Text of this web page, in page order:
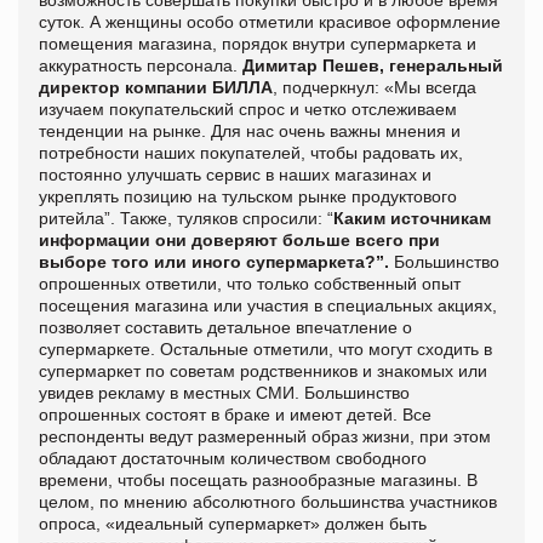
суток. А женщины особо отметили красивое оформление
помещения магазина, порядок внутри супермаркета и
аккуратность персонала. Димитар Пешев, генеральный
директор компании БИЛЛА , подчеркнул: «Мы всегда
изучаем покупательский спрос и четко отслеживаем
тенденции на рынке. Для нас очень важны мнения и
потребности наших покупателей, чтобы радовать их,
постоянно улучшать сервис в наших магазинах и
укреплять позицию на тульском рынке продуктового
ритейла”. Также, туляков спросили: “Каким источникам
информации они доверяют больше всего при
выборе того или иного супермаркета?”. Большинство
опрошенных ответили, что только собственный опыт
посещения магазина или участия в специальных акциях,
позволяет составить детальное впечатление о
супермаркете. Остальные отметили, что могут сходить в
супермаркет по советам родственников и знакомых или
увидев рекламу в местных СМИ. Большинство
опрошенных состоят в браке и имеют детей. Все
респонденты ведут размеренный образ жизни, при этом
обладают достаточным количеством свободного
времени, чтобы посещать разнообразные магазины. В
целом, по мнению абсолютного большинства участников
опроса, «идеальный супермаркет» должен быть